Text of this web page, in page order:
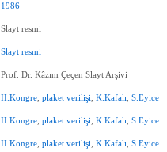
1986
Slayt resmi
Slayt resmi
Prof. Dr. Kâzım Çeçen Slayt Arşivi
II.Kongre ,plaket verilişi ,K.Kafalı ,S.Eyice
II.Kongre ,plaket verilişi ,K.Kafalı ,S.Eyice
II.Kongre ,plaket verilişi ,K.Kafalı ,S.Eyice